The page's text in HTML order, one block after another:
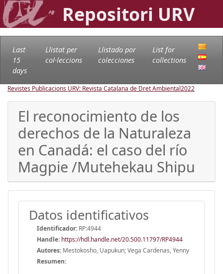
Repositori URV
Last
15
days
Llistat per
col·leccions
Llistado por
colecciones
List for
collections
Revistes Publicacions URV: Revista Catalana de Dret Ambiental2022
El reconocimiento de los
derechos de la Naturaleza
en Canadá: el caso del río
Magpie /Mutehekau Shipu
Datos identificativos
Identificador: RP:4944
Handle: https://hdl.handle.net/20.500.11797/RP4944
Autores: Mestokosho, Uapukun; Vega Cardenas, Yenny
Resumen: